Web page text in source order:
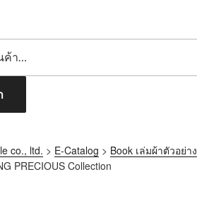
co., ltd. > E-Catalog > Book เล่มผ้าตัวอย่าง
PRECIOUS Collection